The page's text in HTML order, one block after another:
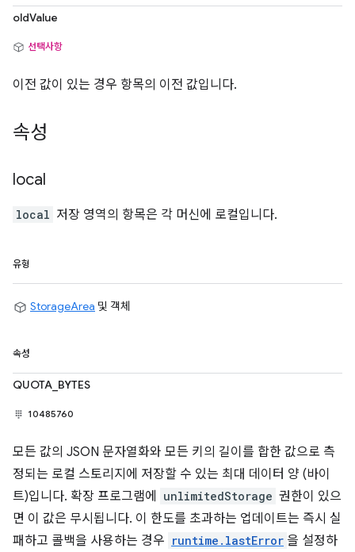
oldValue
선택사항
이전 값이 있는 경우 항목의 이전 값입니다.
속성
local
local 저장 영역의 항목은 각 머신에 로컬입니다.
유형
StorageArea 및 객체
속성
QUOTA_BYTES
10485760
모든 값의 JSON 문자열화와 모든 키의 길이를 합한 값으로 측
정되는 로컬 스토리지에 저장할 수 있는 최대 데이터 양 (바이
트)입니다. 확장 프로그램에
unlimitedStorage 권한이 있으
면 이 값은 무시됩니다. 이 한도를 초과하는 업데이트는 즉시 실
패하고 콜백을 사용하는 경우 runtime.lastError 을 설정하